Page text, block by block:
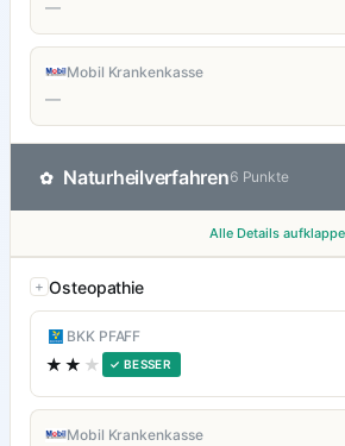
—
Mobil Krankenkasse
—
✿ Naturheilverfahren6 Punkte
Alle Details
Osteopathie
BKK PFAFF
★★ ★ ✓ BESSER
Mobil Krankenkasse